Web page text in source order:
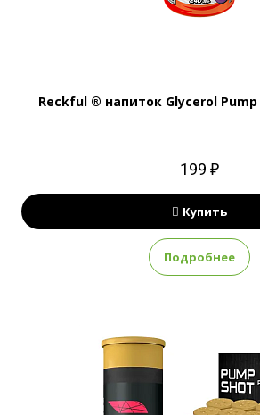
Reckful ® напиток Glycerol Pump
199 ₽
Купить
Подробнее